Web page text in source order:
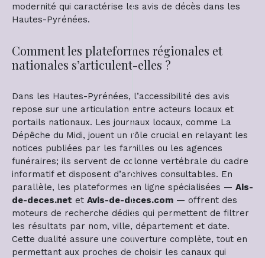
modernité qui caractérise les avis de décès dans les
Hautes-Pyrénées.
Comment les plateformes régionales et
nationales s’articulent-elles ?
Dans les Hautes-Pyrénées, l’accessibilité des avis
repose sur une articulation entre acteurs locaux et
portails nationaux. Les journaux locaux, comme La
Dépêche du Midi, jouent un rôle crucial en relayant les
notices publiées par les familles ou les agences
funéraires; ils servent de colonne vertébrale du cadre
informatif et disposent d’archives consultables. En
parallèle, les plateformes en ligne spécialisées — Ais-
de-deces.net et Avis-de-deces.com — offrent des
moteurs de recherche dédiés qui permettent de filtrer
les résultats par nom, ville, département et date.
Cette dualité assure une couverture complète, tout en
permettant aux proches de choisir les canaux qui